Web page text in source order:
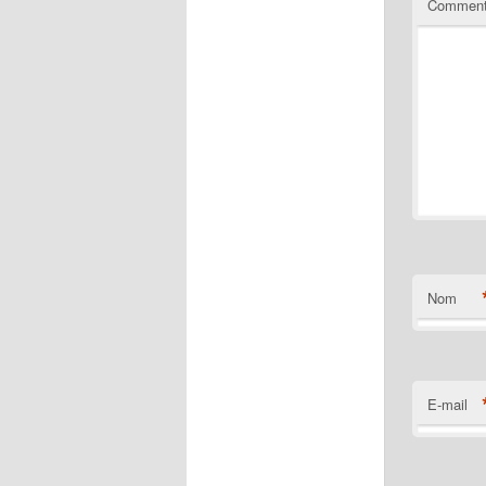
Nom
E-mail